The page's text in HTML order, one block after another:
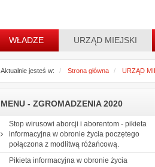
WŁADZE URZĄD MIEJSKI
Aktualnie jesteś w: Strona główna URZĄD
MENU - ZGROMADZENIA 2020
Stop wirusowi aborcji i aborentom - pikieta
informacyjna w obronie życia poczętego
połączona z modlitwą różańcową.
Pikieta informacyjna w obronie życia